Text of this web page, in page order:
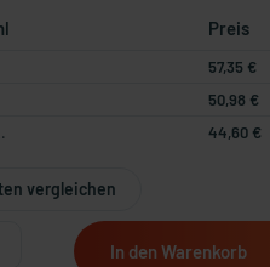
Preis
57,35 €
50,98 €
44,60 €
vergleichen
In den Warenkorb